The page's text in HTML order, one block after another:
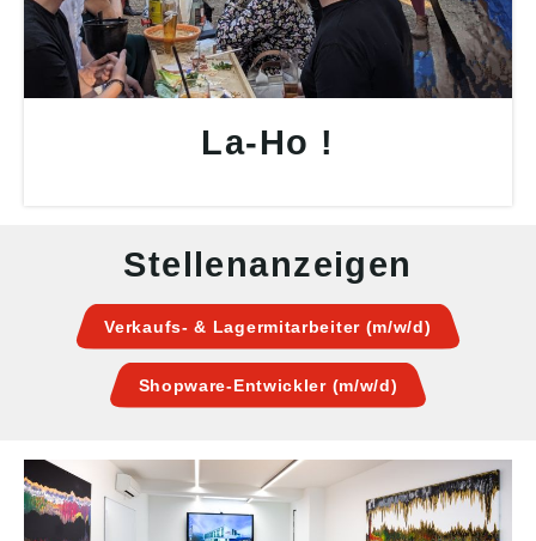
La-Ho !
Stellenanzeigen
Verkaufs- & Lagermitarbeiter (m/w/d)
Shopware-Entwickler (m/w/d)